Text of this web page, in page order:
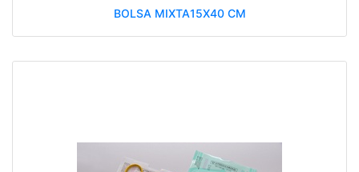
BOLSA MIXTA15X40 CM